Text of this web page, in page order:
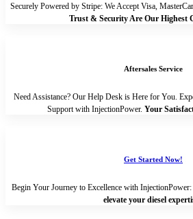
Securely Powered by Stripe: We Accept Visa,
Trust & Security Are Our Highest
Aftersales Service
Need Assistance? Our Help Desk is Here for You.
Support with InjectionPower. Your
Get Started Now!
Begin Your Journey to Excellence with InjectionPower:
elevate your diesel